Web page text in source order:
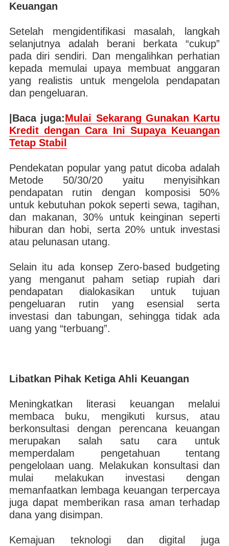
Keuangan
Setelah mengidentifikasi masalah, langkah
selanjutnya adalah berani berkata “cukup”
pada diri sendiri. Dan mengalihkan perhatian
kepada memulai upaya membuat anggaran
yang realistis untuk mengelola pendapatan
dan pengeluaran.
|Baca juga:Mulai Sekarang Gunakan Kartu
Kredit dengan Cara Ini Supaya Keuangan
Tetap Stabil
Pendekatan popular yang patut dicoba adalah
Metode 50/30/20 yaitu menyisihkan
pendapatan rutin dengan komposisi 50%
untuk kebutuhan pokok seperti sewa, tagihan,
dan makanan, 30% untuk keinginan seperti
hiburan dan hobi, serta 20% untuk investasi
atau pelunasan utang.
Selain itu ada konsep Zero-based budgeting
yang menganut paham setiap rupiah dari
pendapatan dialokasikan untuk tujuan
pengeluaran rutin yang esensial serta
investasi dan tabungan, sehingga tidak ada
uang yang “terbuang”.
Libatkan Pihak Ketiga Ahli Keuangan
Meningkatkan literasi keuangan melalui
membaca buku, mengikuti kursus, atau
berkonsultasi dengan perencana keuangan
merupakan salah satu cara untuk
memperdalam pengetahuan tentang
pengelolaan uang. Melakukan konsultasi dan
mulai melakukan investasi dengan
memanfaatkan lembaga keuangan terpercaya
juga dapat memberikan rasa aman terhadap
dana yang disimpan.
Kemajuan teknologi dan digital juga